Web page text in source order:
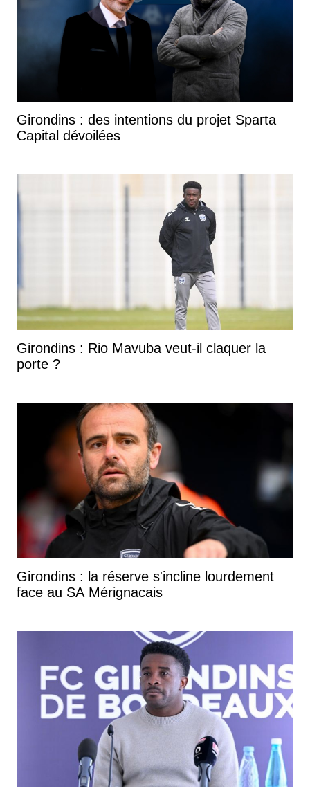
Girondins : des intentions du projet Sparta
Capital dévoilées
Girondins : Rio Mavuba veut-il claquer la
porte ?
Girondins : la réserve s'incline lourdement
face au SA Mérignacais